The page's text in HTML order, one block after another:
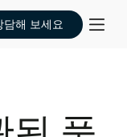
담해 보세요